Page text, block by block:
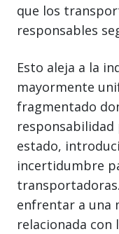
que los
responsables
Esto aleja a la
mayormente
fragmentado
responsabilidad
estado,
incertidumbre
enfrentar a una
relacionada con